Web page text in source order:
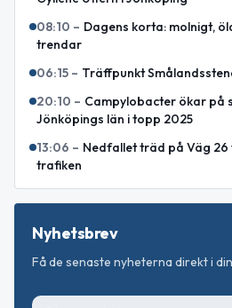
08:10 – Dagens korta: molnigt,
trendar
06:15 – Träffpunkt
20:10 – Campylobacter ökar på
Jönköpings län i topp 2025
13:06 – Nedfallet träd på Väg
trafiken
Nyhetsbrev
Få de senaste nyheterna direkt i